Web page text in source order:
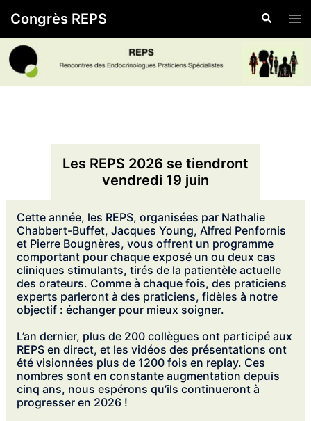
content
Congrès REPS Search
Les REPS 2026 se tiendront
vendredi 19 juin
Cette année, les REPS, organisées par Nathalie
Chabbert-Buffet, Jacques Young, Alfred Penfornis
et Pierre Bougnères, vous offrent un programme
comportant pour chaque exposé un ou deux cas
cliniques stimulants, tirés de la patientèle actuelle
des orateurs. Comme à chaque fois, des praticiens
experts parleront à des praticiens, fidèles à notre
objectif : échanger pour mieux soigner.
L’an dernier, plus de 200 collègues ont participé aux
REPS en direct, et les vidéos des présentations ont
été visionnées plus de 1200 fois en replay. Ces
nombres sont en constante augmentation depuis
cinq ans, nous espérons qu’ils continueront à
progresser en 2026 !